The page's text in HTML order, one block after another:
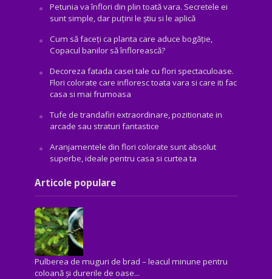
Petunia va înflori din plin toată vara. Secretele ei
sunt simple, dar puțini le știu si le aplică
Cum să faceți ca planta care aduce bogăţie,
Copacul banilor să înflorească?
Decoreza fatada casei tale cu flori spectaculoase.
Flori colorate care infloresc toata vara si care iti fac
casa si mai frumoasa
Tufe de trandafiri extraordinare, pozitionate in
arcade sau straturi fantastice
Aranjamentele din flori colorate sunt absolut
superbe, ideale pentru casa si curtea ta
Articole populare
Pulberea de muguri de brad – leacul minune pentru
coloană și durerile de oase...